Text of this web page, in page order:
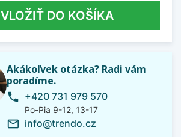
VLOŽIŤ DO KOŠÍKA
Akákoľvek otázka? Radi vám
poradíme.
phone +420 731 979 570
Po-Pia 9-12, 13-17
mail_outline info@trendo.cz